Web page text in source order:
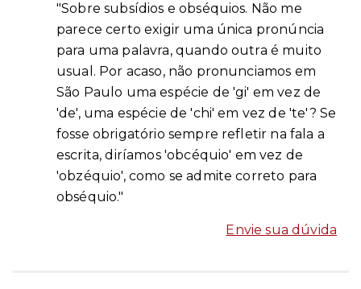
"Sobre subsídios e obséquios. Não me
parece certo exigir uma única pronúncia
para uma palavra, quando outra é muito
usual. Por acaso, não pronunciamos em
São Paulo uma espécie de 'gi' em vez de
'de', uma espécie de 'chi' em vez de 'te'? Se
fosse obrigatório sempre refletir na fala a
escrita, diríamos 'obcéquio' em vez de
'obzéquio', como se admite correto para
obséquio."
Envie sua dúvida